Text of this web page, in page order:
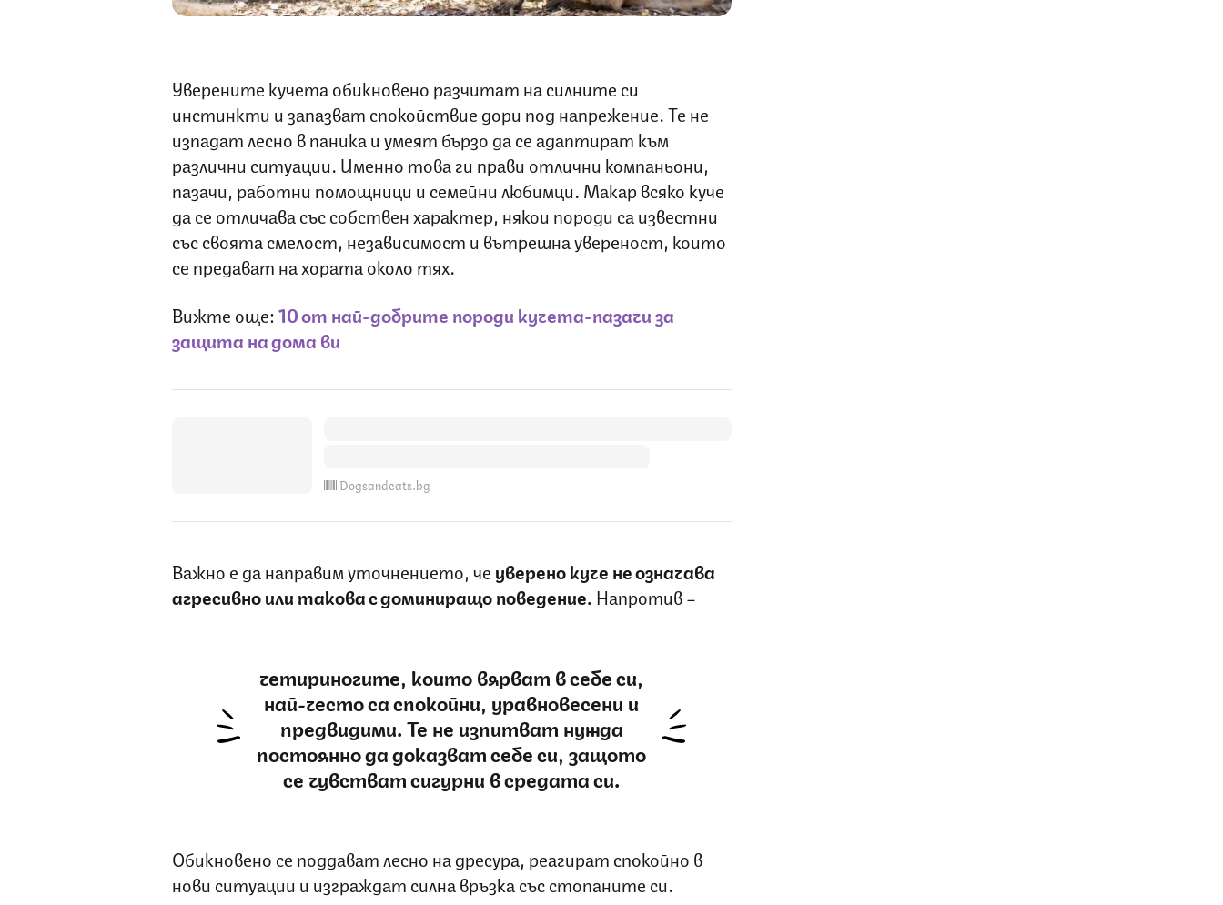
Уверените кучета обикновено разчитат на силните си
инстинкти и запазват спокойствие дори под напрежение. Те не
изпадат лесно в паника и умеят бързо да се адаптират към
различни ситуации. Именно това ги прави отлични компаньони,
пазачи, работни помощници и семейни любимци. Макар всяко куче
да се отличава със собствен характер, някои породи са известни
със своята смелост, независимост и вътрешна увереност, които
се предават на хората около тях.
Вижте още:10 от най-добрите породи кучета-пазачи за
защита на дома ви
Dogsandcats.bg
Важно е да направим уточнението, че уверено куче не означава
агресивно или такова с доминиращо поведение. Напротив –
четириногите, които вярват в себе си,
най-често са спокойни, уравновесени и
предвидими. Те не изпитват нужда
постоянно да доказват себе си, защото
се чувстват сигурни в средата си.
Обикновено се поддават лесно на дресура, реагират спокойно в
нови ситуации и изграждат силна връзка със стопаните си.